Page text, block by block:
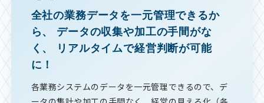
全社の業務データを一元管理できるか
ら、
データの収集や加工の手間がな
く、
リアルタイムで経営判断が可能
に！
各業務システムのデータを一元管理できるので、デ